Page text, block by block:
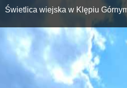
Świetlica wiejska w Klępiu